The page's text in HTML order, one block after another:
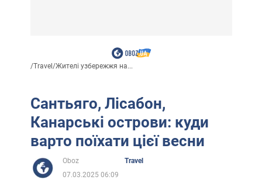
/Travel/Жителі узбережжя на...
Сантьяго, Лісабон,
Канарські острови: куди
варто поїхати цієї весни
Oboz
Travel
07.03.2025 06:09